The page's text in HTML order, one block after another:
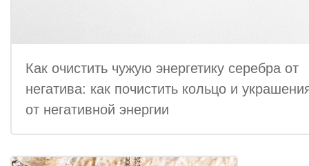
Как очистить чужую энергетику серебра от
негатива: как почистить кольцо и
от негативной энергии